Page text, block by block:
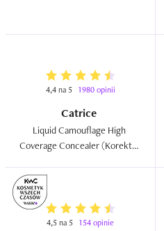
4,4 na 5 1980 opinii
Catrice
Liquid Camouflage High
Coverage Concealer (Korektor
4,5 na 5 154 opinie